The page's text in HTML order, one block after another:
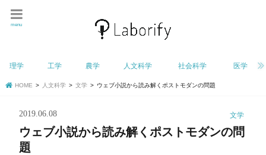
menu
理学 工学 農学 人文科学 社会科学 医学
HOME 人文科学 文学 ウェブ小説から読み解くポストモダンの問題
文学
2019.06.08
ウェブ小説から読み解くポストモダンの問
題